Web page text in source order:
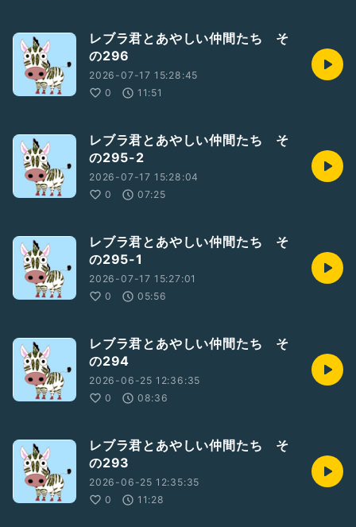
レブラ君とあやしい仲間たち そ
の296
2026-07-17 15:28:45
0
11:51
レブラ君とあやしい仲間たち そ
の295-2
2026-07-17 15:28:04
0
07:25
レブラ君とあやしい仲間たち そ
の295-1
2026-07-17 15:27:01
0
05:56
レブラ君とあやしい仲間たち そ
の294
2026-06-25 12:36:35
0
08:36
レブラ君とあやしい仲間たち そ
の293
2026-06-25 12:35:35
0
11:28